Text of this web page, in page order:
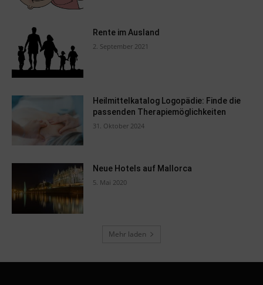
Rente im Ausland
2. September 2021
Heilmittelkatalog Logopädie: Finde die
passenden Therapiemöglichkeiten
31. Oktober 2024
Neue Hotels auf Mallorca
5. Mai 2020
Mehr laden